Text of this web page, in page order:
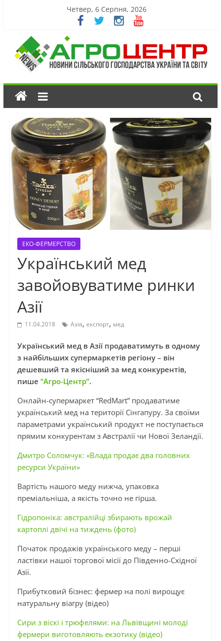
Четвер, 6 Серпня, 2026
ЕКО-ФЕРМЕРСТВО
Український мед
завойовуватиме ринки
Азії
11.04.2018 Азія, експорт, мед
Український мед в Азії продаватимуть в одному
з найбільших супермаркетів регіону – він
дешевший та якісніший за мед конкурентів,
пише “Агро-Центр”.
Онлайн-супермаркет “RedMart” продаватиме
український мед на території Сінгапуру. За своїми
параметрами український продукт не поступається
прямим конкурентам з Австралії чи Нової Зеландії.
Дмитро Соломчук: «Влада продає два головних
ресурси України»
Вартість нашого меду нижча, упаковка
преміальніша, а якість точно не гірша.
Гідропоніка: австралійці збирають врожай
картоплі двічі на тиждень (фото)
Початок продажів українського меду – перші
ластівки нашої торгової місії до Південно-Східної
Азії.
Прибутковий бізнес: фермер на полі вирощує
натуральну віагру (відео)
Сири з віскі і трюфелями: на Львівщині молоді
фермери виготовляють екзотику (відео)